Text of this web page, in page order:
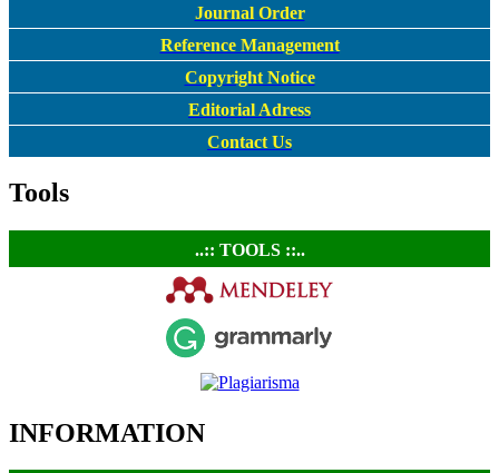
Journal Order
Reference Management
Copyright Notice
Editorial Adress
Contact Us
Tools
..:: TOOLS ::..
INFORMATION